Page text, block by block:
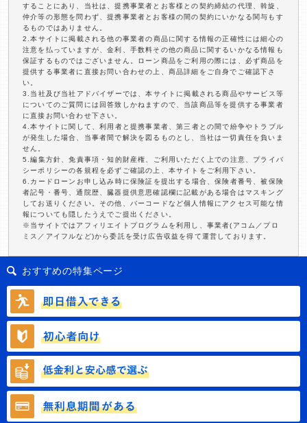
することにあり、当社は、提携事業者とお客様との契約締結の代理、斡旋、
仲介等の形態を問わず、提携事業者とお客様の間の契約にいかなる関与もす
るものではありません。
2.本サイトに掲載される他の事業者の商品に関する情報の正確性には細心の
注意を払っていますが、金利、手数料その他の商品に関するいかなる情報も
保証するものではございません。ローン商品をご利用の際には、必ず商品を
提供する事業者に直接お問い合わせの上、商品詳細をご自身でご確認下さ
い。
3.当社及び当社アドバイザーでは、本サイトに掲載される商品やサービス等
についてのご質問には回答致しかねますので、当該商品等を提供する事業者
に直接お問い合わせ下さい。
4.本サイトに関して、利用者と提携事業者、第三者との間で紛争やトラブル
が発生した場合、当事者間で解決を図るものとし、当社は一切責任を負いま
せん。
5.編集方針、免責事項・知的財産権、ご利用いただく上での注意、プライバ
シーポリシーの各規程を必ずご確認の上、本サイトをご利用下さい。
6.カードローンお申し込み時に保険証を提出する場合、保険者番号、被保険
者記号・番号、通院歴、臓器提供意思確認欄に記載がある場合はマスキング
してお送りください。その他、バーコードなど個人情報にアクセス可能な情
報についても隠したうえでご提出ください。
※当サイトではアフィリエイトプログラムを利用し、事業者(アコム／プロ
ミス／アイフルなど)から委託を受け広告収益を得て運営しております。
おすすめの特集ページ